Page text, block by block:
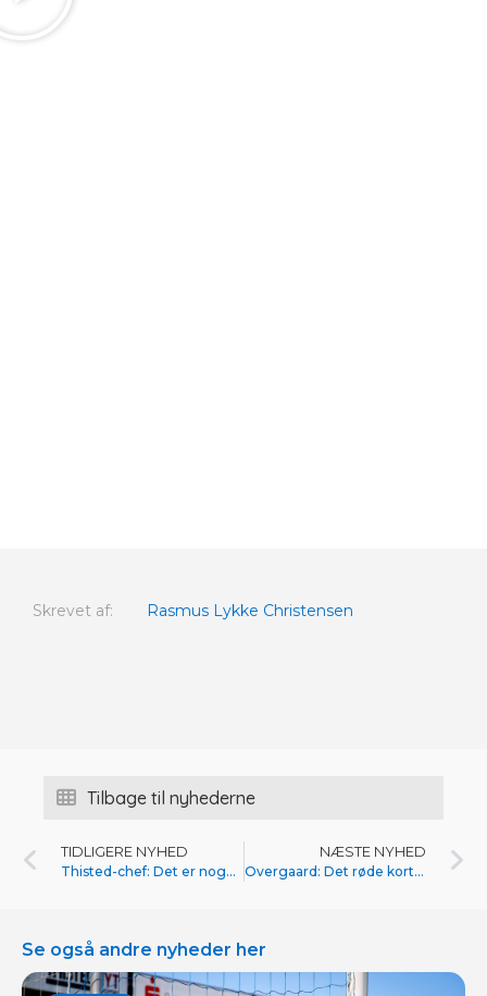
Skrevet af: Rasmus Lykke Christensen
Tilbage til nyhederne
TIDLIGERE NYHED
Thisted-chef: Det er noget vi har prøvet før
NÆSTE NYHED
Overgaard: Det røde kort har noget at sige
Se også andre nyheder her